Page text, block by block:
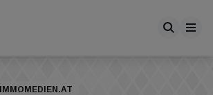
IMMOMEDIEN.AT